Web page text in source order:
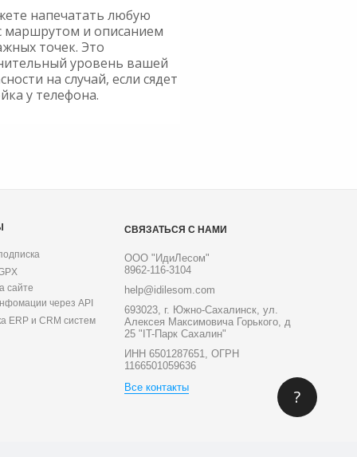
напечатать любую
маршрутом и описанием
точек. Это
уровень вашей
на случай, если сядет
у телефона.
сайте
через API
ERP и CRM систем
СВЯЗАТЬСЯ С НАМИ
ООО "ИдиЛесом"
8962-116-3104
help@idilesom.com
693023, г. Южно-Сахалинск, ул.
Алексея Максимовича Горького, д
25 "IT-Парк Сахалин"
ИНН 6501287651, ОГРН
1166501059636
Все контакты
?